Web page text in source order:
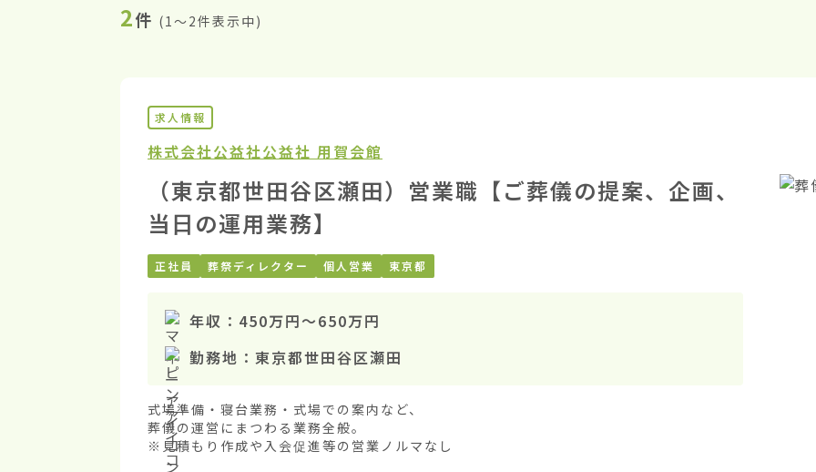
2件 (1〜2件表示中)
求人情報
株式会社公益社公益社 用賀会館
（東京都世田谷区瀬田）営業職【ご葬儀の提案、企画、
当日の運用業務】
正社員 葬祭ディレクター 個人営業 東京都
年収： 450万円〜650万円
勤務地： 東京都世田谷区瀬田
式場準備・寝台業務・式場での案内など、
葬儀の運営にまつわる業務全般。
※見積もり作成や入会促進等の営業ノルマなし